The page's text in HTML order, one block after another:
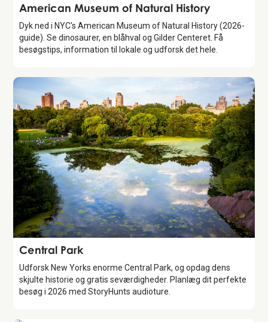
Attraction
American Museum of Natural History
Dyk ned i NYC's American Museum of Natural History (2026-
guide). Se dinosaurer, en blåhval og Gilder Centeret. Få
besøgstips, information til lokale og udforsk det hele.
Attraction
Central Park
Udforsk New Yorks enorme Central Park, og opdag dens
skjulte historie og gratis seværdigheder. Planlæg dit perfekte
besøg i 2026 med StoryHunts audioture.